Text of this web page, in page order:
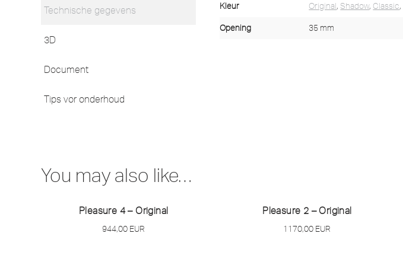
Technische gegevens
3D
Document
Tips vor onderhoud
Kleur Original, Shadow, Classic,
Opening 35 mm
You may also like…
Pleasure 4 – Original
944,00 EUR
Pleasure 2 – Original
1170,00 EUR